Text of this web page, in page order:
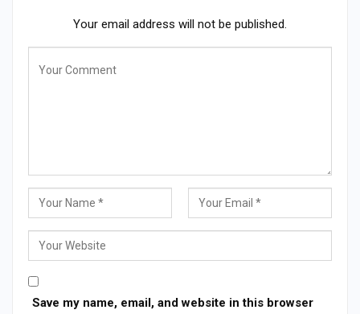
Your email address will not be published.
Save my name, email, and website in this browser